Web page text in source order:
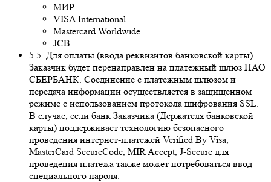
МИР
VISA International
Mastercard Worldwide
JCB
5.5. Для оплаты (ввода реквизитов банковской карты)
Заказчик будет перенаправлен на платежный шлюз ПАО
СБЕРБАНК. Соединение с платежным шлюзом и
передача информации осуществляется в защищенном
режиме с использованием протокола шифрования SSL.
В случае, если банк Заказчика (Держателя банковской
карты) поддерживает технологию безопасного
проведения интернет-платежей Veriﬁed By Visa,
MasterCard SecureCode, MIR Accept, J-Secure для
проведения платежа также может потребоваться ввод
специального пароля.